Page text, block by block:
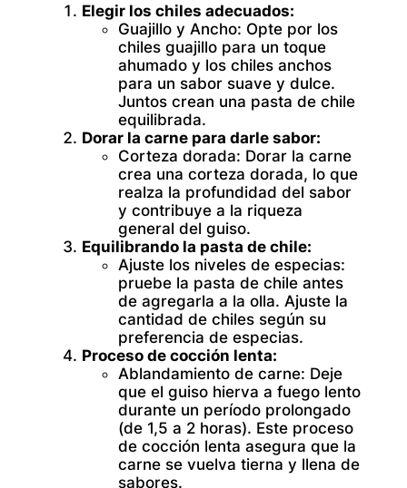
Elegir los chiles adecuados:
Guajillo y Ancho: Opte por los
chiles guajillo para un toque
ahumado y los chiles anchos
para un sabor suave y dulce.
Juntos crean una pasta de chile
equilibrada.
Dorar la carne para darle sabor:
Corteza dorada: Dorar la carne
crea una corteza dorada, lo que
realza la profundidad del sabor
y contribuye a la riqueza
general del guiso.
Equilibrando la pasta de chile:
Ajuste los niveles de especias:
pruebe la pasta de chile antes
de agregarla a la olla. Ajuste la
cantidad de chiles según su
preferencia de especias.
Proceso de cocción lenta:
Ablandamiento de carne: Deje
que el guiso hierva a fuego lento
durante un período prolongado
(de 1,5 a 2 horas). Este proceso
de cocción lenta asegura que la
carne se vuelva tierna y llena de
sabores.